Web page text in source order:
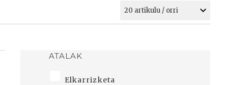
ATALAK
Elkarrizketa